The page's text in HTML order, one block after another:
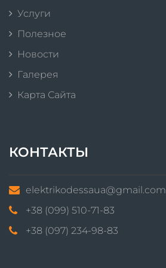
Услуги
Полезное
Новости
Галерея
Карта Сайта
КОНТАКТЫ
elektrikodessaua@gmail.com
+38 (099) 510-71-83
+38 (097) 234-98-83